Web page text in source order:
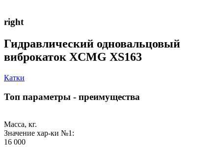
right
Гидравлический одновальцовый
виброкаток XCMG XS163
Катки
Топ параметры - преимущества
Масса, кг.
Значение хар-ки №1:
16 000